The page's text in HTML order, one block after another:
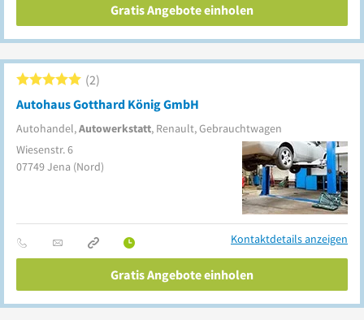
Gratis Angebote einholen
Autohaus Gotthard König GmbH
Autohandel,Autowerkstatt, Renault, Gebrauchtwagen
2
Wiesenstr. 6
07749Jena (Nord)
Kontaktdetails anzeigen
Gratis Angebote einholen